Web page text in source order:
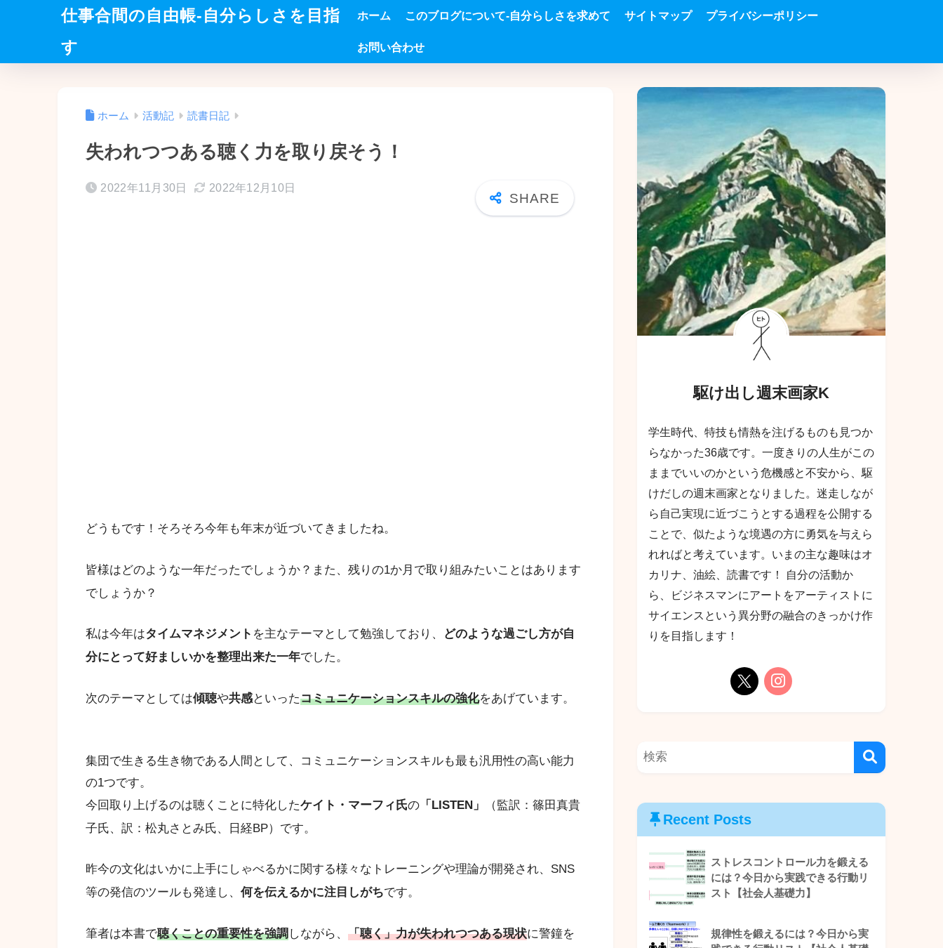
仕事合間の自由帳-自分らしさを目指
す
ホーム このブログについて-自分らしさを求めて サイトマップ プライバシーポリシー
お問い合わせ
ホーム 活動記 読書日記
失われつつある聴く力を取り戻そう！
2022年11月30日 2022年12月10日
どうもです！そろそろ今年も年末が近づいてきましたね。
皆様はどのような一年だったでしょうか？また、残りの1か月で取り組みたいことはあります
でしょうか？
私は今年はタイムマネジメント を主なテーマとして勉強しており、
どのような過ごし方が自
分にとって好ましいかを整理出来た一年でした。
次のテーマとしては傾聴や共感といったコミュニケーションスキルの強化をあげています。
集団で生きる生き物である人間として、コミュニケーションスキルも最も汎用性の高い能力
の1つです。
今回取り上げるのは聴くことに特化したケイト・マーフィ氏の 「LISTEN」
（監訳：篠田真貴
子氏、訳：松丸さとみ氏、日経BP）です。
昨今の文化はいかに上手にしゃべるかに関する様々なトレーニングや理論が開発され、SNS
等の発信のツールも発達し、 何を伝えるかに注目しがちです。
筆者は本書で聴くことの重要性を強調しながら、 「聴く」力が失われつつある現状に警鐘を
駆け出し週末画家K
学生時代、特技も情熱を注げるものも見つか
らなかった36歳です。一度きりの人生がこの
ままでいいのかという危機感と不安から、駆
けだしの週末画家となりました。迷走しなが
ら自己実現に近づこうとする過程を公開する
ことで、似たような境遇の方に勇気を与えら
れればと考えています。いまの主な趣味はオ
カリナ、油絵、読書です！ 自分の活動か
ら、ビジネスマンにアートをアーティストに
サイエンスという異分野の融合のきっかけ作
りを目指します！
Recent Posts
ストレスコントロール力を鍛える
には？今日から実践できる行動リ
スト【社会人基礎力】
規律性を鍛えるには？今日から実